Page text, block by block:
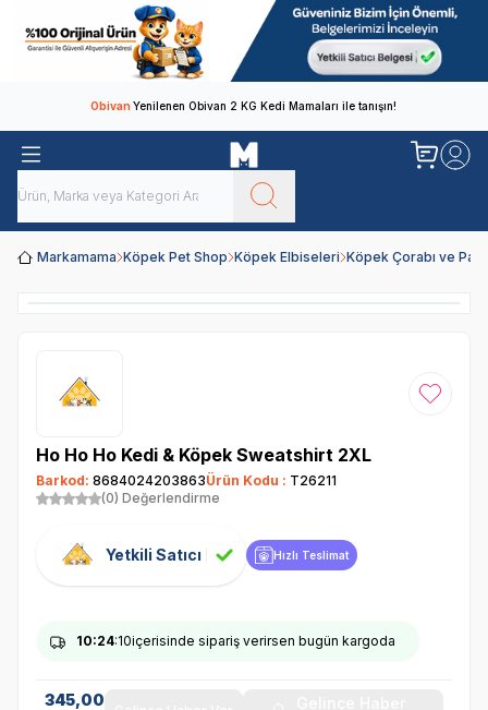
ObivanYenilenen Obivan 2 KG Kedi Mamaları ile tanışın!
Markamama Köpek Pet Shop Köpek Elbiseleri Köpek Çorabı ve
Favoriye
Ho Ho Ho Kedi & Köpek Sweatshirt 2XL
Barkod: 8684024203863Ürün Kodu : T26211
(0) Değerlendirme
Yetkili Satıcı Hızlı Teslimat
10:24:09içerisinde sipariş verirsen bugün kargoda
345,00